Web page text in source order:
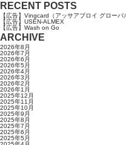
RECENT POSTS
【広告】Vingcard（アッサアブロイ グローバ
【広告】USEN-ALMEX
【広告】Wash on Go
ARCHIVE
2026年8月
2026年7月
2026年6月
2026年5月
2026年4月
2026年3月
2026年2月
2026年1月
2025年12月
2025年11月
2025年10月
2025年9月
2025年8月
2025年7月
2025年6月
2025年5月